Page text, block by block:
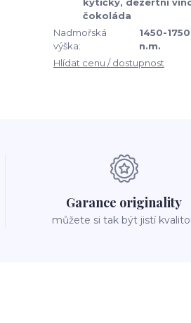
čokoláda
Nadmořská
výška:
1450-
n.m.
Hlídat cenu / dostupnost
Garance originality
můžete si tak být jistí